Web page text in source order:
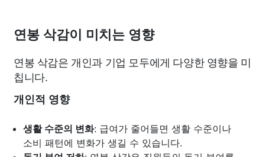
연봉 삭감이 미치는 영향
연봉 삭감은 개인과 기업 모두에게 다양한 영향을 미
칩니다.
개인적 영향
생활 수준의 변화: 급여가 줄어들면 생활 수준이나
소비 패턴에 변화가 생길 수 있습니다.